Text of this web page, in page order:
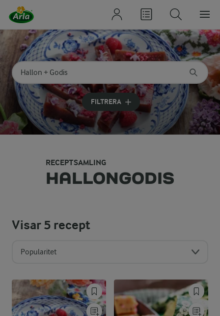
Sök på kategori eller ingrediens
Skriv in sökord för att få förslag
FILTRERA
RECEPTSAMLING
HALLONGODIS
Visar5 recept
Popularitet